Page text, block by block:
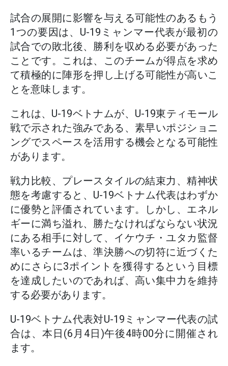
試合の展開に影響を与える可能性のあるもう
1つの要因は、U-19ミャンマー代表が最初の
試合での敗北後、勝利を収める必要があった
ことです。これは、このチームが得点を求め
て積極的に陣形を押し上げる可能性が高いこ
とを意味します。
これは、U-19ベトナムが、U-19東ティモール
戦で示された強みである、素早いポジショニ
ングでスペースを活用する機会となる可能性
があります。
戦力比較、プレースタイルの結束力、精神状
態を考慮すると、U-19ベトナム代表はわずか
に優勢と評価されています。しかし、エネル
ギーに満ち溢れ、勝たなければならない状況
にある相手に対して、イケウチ・ユタカ監督
率いるチームは、準決勝への切符に近づくた
めにさらに3ポイントを獲得するという目標
を達成したいのであれば、高い集中力を維持
する必要があります。
U-19ベトナム代表対U-19ミャンマー代表の試
合は、本日(6月4日)午後4時00分に開催され
ます。